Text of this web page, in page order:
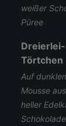
weißer
Püree
Törtchen
Auf
Mousse
heller